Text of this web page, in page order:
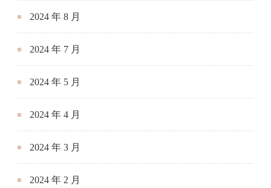
2024 年 8 月
2024 年 7 月
2024 年 5 月
2024 年 4 月
2024 年 3 月
2024 年 2 月